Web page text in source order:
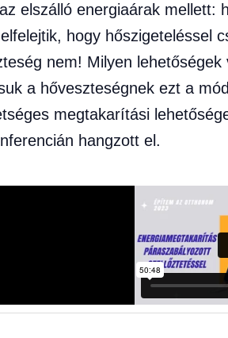
elszálló energiaárak
hogy hőszigeteléssel
nem! Milyen
a hőveszteségnek ezt a
megtakarítási
hangzott el.